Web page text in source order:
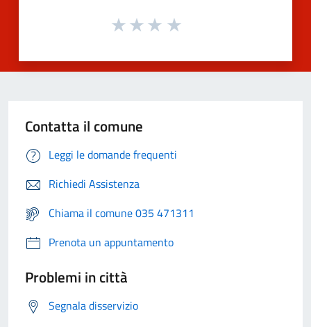
Contatta il comune
Leggi le domande frequenti
Richiedi Assistenza
Chiama il comune 035 471311
Prenota un appuntamento
Problemi in città
Segnala disservizio